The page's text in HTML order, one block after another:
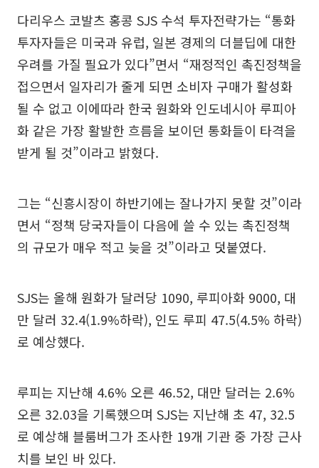
다리우스 코발츠 홍콩 SJS 수석 투자전략가는 “통화
투자자들은 미국과 유럽, 일본 경제의 더블딥에 대한
우려를 가질 필요가 있다”면서 “재정적인 촉진정책을
접으면서 일자리가 줄게 되면 소비자 구매가 활성화
될 수 없고 이에따라 한국 원화와 인도네시아 루피아
화 같은 가장 활발한 흐름을 보이던 통화들이 타격을
받게 될 것”이라고 밝혔다.
그는 “신흥시장이 하반기에는 잘나가지 못할 것”이라
면서 “정책 당국자들이 다음에 쓸 수 있는 촉진정책
의 규모가 매우 적고 늦을 것”이라고 덧붙였다.
SJS는 올해 원화가 달러당 1090, 루피아화 9000, 대
만 달러 32.4(1.9%하락), 인도 루피 47.5(4.5% 하락)
로 예상했다.
루피는 지난해 4.6% 오른 46.52, 대만 달러는 2.6%
오른 32.03을 기록했으며 SJS는 지난해 초 47, 32.5
로 예상해 블룸버그가 조사한 19개 기관 중 가장 근사
치를 보인 바 있다.